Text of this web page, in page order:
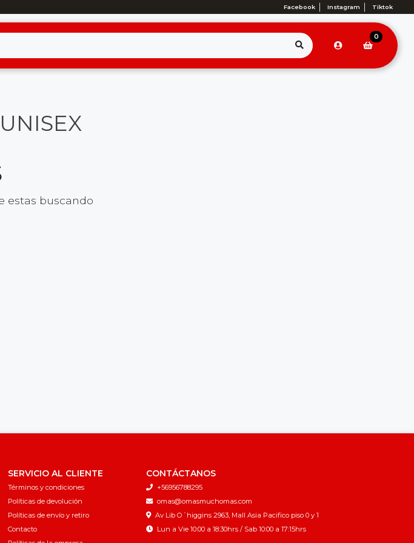
Facebook Instagram Tiktok
0
estas buscando
SERVICIO AL CLIENTE
Términos y condiciones
Políticas de devolución
Políticas de envío y retiro
Contacto
CONTÁCTANOS
+56956788295
omas@omasmuchomas.com
Av Lib O´higgins 2963, Mall Asia Pacifico piso 0 y 1
Lun a Vie 10:00 a 18:30hrs / Sab 10:00 a 17:15hrs